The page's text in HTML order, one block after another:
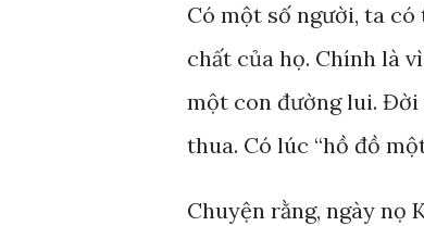
Có một số người, ta
chất của họ. Chính là
một con đường lui.
thua. Có lúc “hồ đồ
Chuyện rằng, ngày nọ